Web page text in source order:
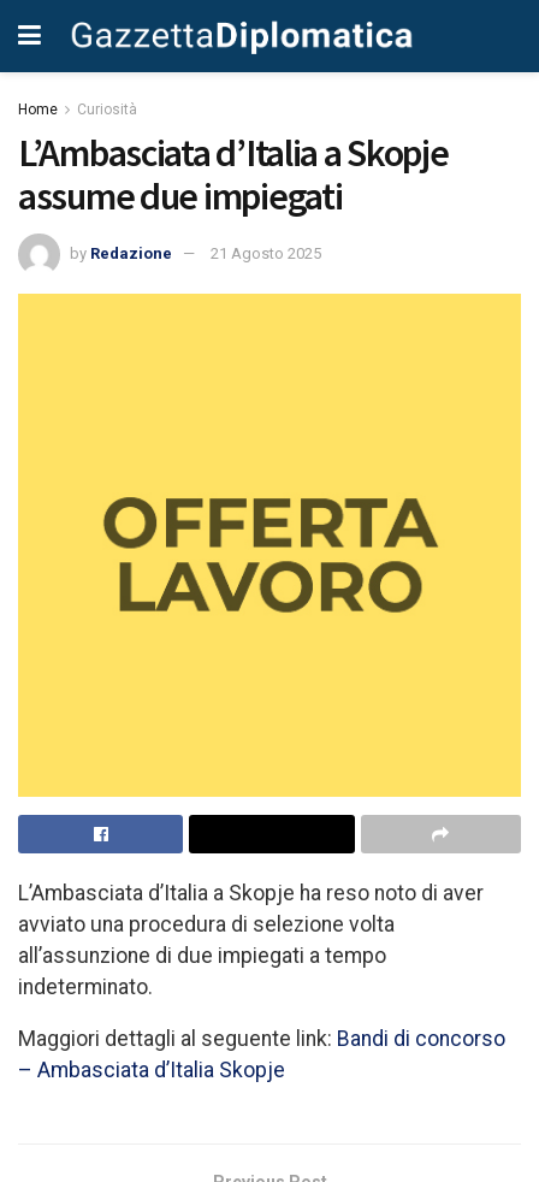
Home Curiosità
L’Ambasciata d’Italia a Skopje
assume due impiegati
by Redazione 21 Agosto 2025
L’Ambasciata d’Italia a Skopje ha reso noto di aver
avviato una procedura di selezione volta
all’assunzione di due impiegati a tempo
indeterminato.
Maggiori dettagli al seguente link: Bandi di concorso
– Ambasciata d’Italia Skopje